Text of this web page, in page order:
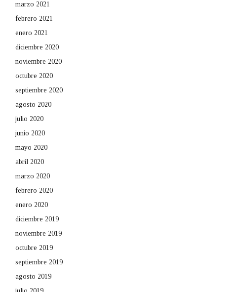
marzo 2021
febrero 2021
enero 2021
diciembre 2020
noviembre 2020
octubre 2020
septiembre 2020
agosto 2020
julio 2020
junio 2020
mayo 2020
abril 2020
marzo 2020
febrero 2020
enero 2020
diciembre 2019
noviembre 2019
octubre 2019
septiembre 2019
agosto 2019